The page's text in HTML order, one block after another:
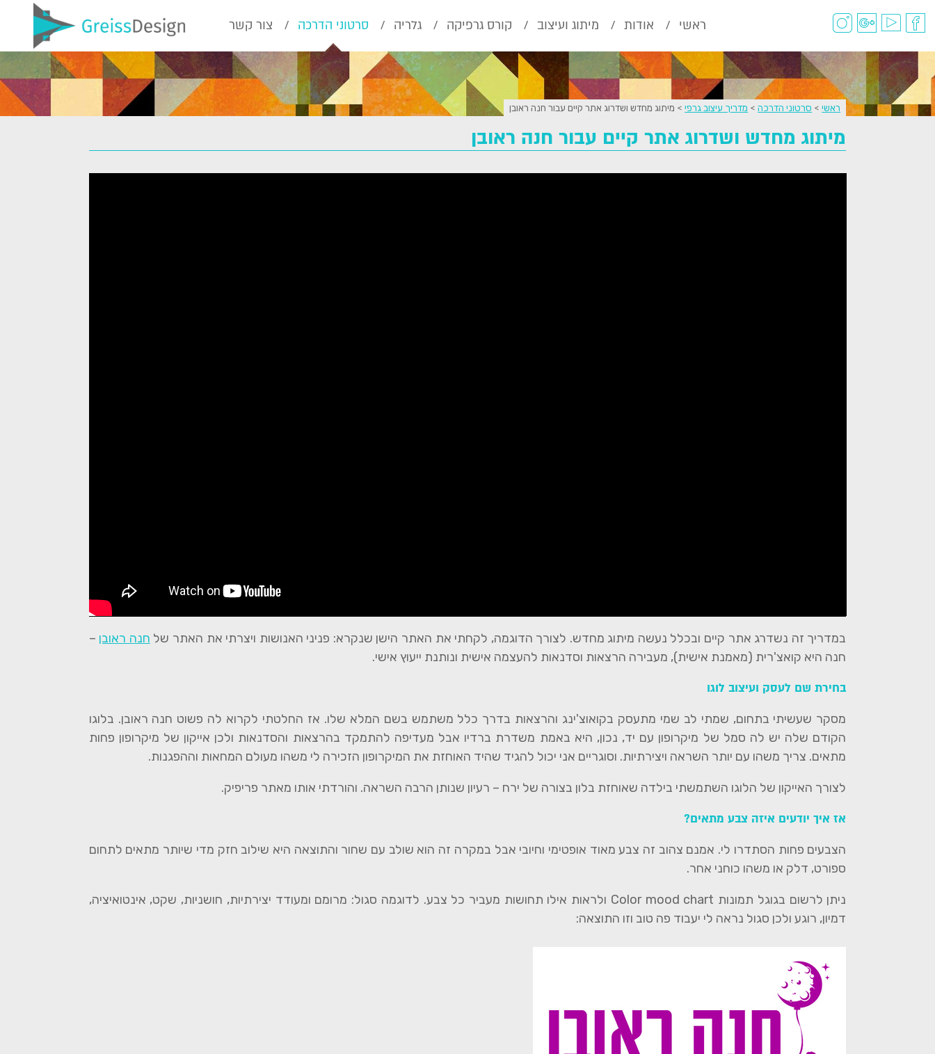
ראשי אודות מיתוג ועיצוב קורס גרפיקה גלריה סרטוני הדרכה צור קשר
ראשי> סרטוני הדרכה> מדריך עיצוב גרפי> מיתוג מחדש ושדרוג אתר קיים עבור חנה ראובן
מיתוג מחדש ושדרוג אתר קיים עבור חנה ראובן
במדריך זה נשדרג אתר קיים ובכלל נעשה מיתוג מחדש. לצורך הדוגמה, לקחתי את האתר הישן שנקרא: פניני האנושות ויצרתי את האתר של חנה ראובן –
חנה היא קואצ'רית (מאמנת אישית), מעבירה הרצאות וסדנאות להעצמה אישית ונותנת ייעוץ אישי.
בחירת שם לעסק ועיצוב לוגו
מסקר שעשיתי בתחום, שמתי לב שמי מתעסק בקואוצ'ינג והרצאות בדרך כלל משתמש בשם המלא שלו. אז החלטתי לקרוא לה פשוט חנה ראובן. בלוגו
הקודם שלה יש לה סמל של מיקרופון עם יד, נכון, היא באמת משדרת ברדיו אבל מעדיפה להתמקד בהרצאות והסדנאות ולכן אייקון של מיקרופון פחות
מתאים. צריך משהו עם יותר השראה ויצירתיות. וסוגריים אני יכול להגיד שהיד האוחזת את המיקרופון הזכירה לי משהו מעולם המחאות וההפגנות.
לצורך האייקון של הלוגו השתמשתי בילדה שאוחזת בלון בצורה של ירח – רעיון שנותן הרבה השראה. והורדתי אותו מאתר פריפיק.
אז איך יודעים איזה צבע מתאים?
הצבעים פחות הסתדרו לי. אמנם צהוב זה צבע מאוד אופטימי וחיובי אבל במקרה זה הוא שולב עם שחור והתוצאה היא שילוב חזק מדי שיותר מתאים לתחום
ספורט, דלק או משהו כוחני אחר.
ניתן לרשום בגוגל תמונות Color mood chart ולראות אילו תחושות מעביר כל צבע. לדוגמה סגול: מרומם ומעודד יצירתיות, חושניות, שקט, אינטואיציה,
דמיון, רוגע ולכן סגול נראה לי יעבוד פה טוב וזו התוצאה: